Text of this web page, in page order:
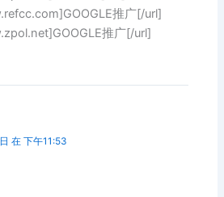
推广[/url]
推广[/url]
在 下午11:53